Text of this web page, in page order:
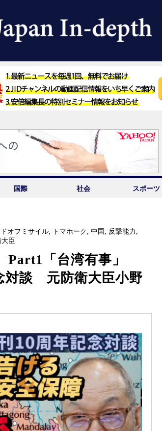
国際 社会 スポーツ
オフミサイル, トマホーク ,中国 , 反撃能力 ,
大臣
「台湾有事」
対談 元防衛大臣小野